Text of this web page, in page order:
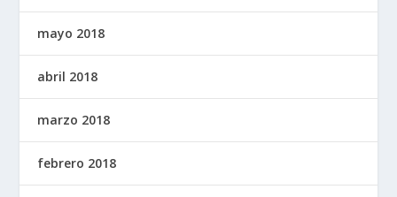
mayo 2018
abril 2018
marzo 2018
febrero 2018